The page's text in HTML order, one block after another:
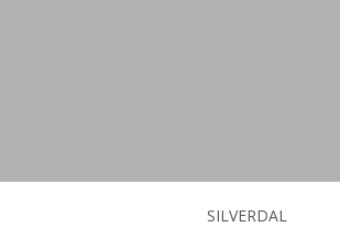
SILVERDAL